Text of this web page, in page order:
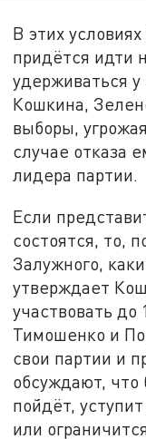
В этих
придётся идти
удерживаться
Кошкина,
выборы,
случае отказа
лидера партии.
Если
состоятся, то,
Залужного,
утверждает
участвовать до
Тимошенко и
свои партии и
обсуждают, что
пойдёт,
или